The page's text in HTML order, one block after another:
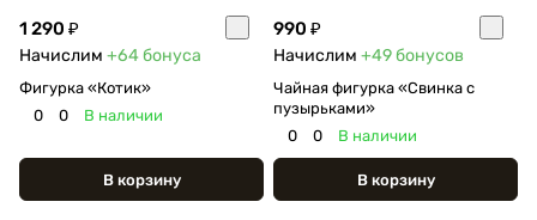
1 290 ₽
Начислим +64бонуса
Фигурка «Котик»
0
0 В наличии
В корзину
990 ₽
Начислим +49бонусов
Чайная фигурка «Свинка с
пузырьками»
0
0 В наличии
В корзину